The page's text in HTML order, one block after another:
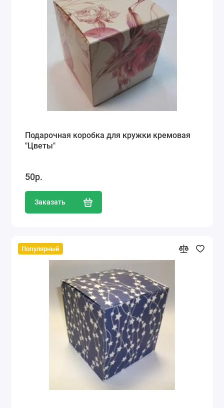
Подарочная коробка для кружки кремовая
"Цветы"
50р.
Заказать
Популярный